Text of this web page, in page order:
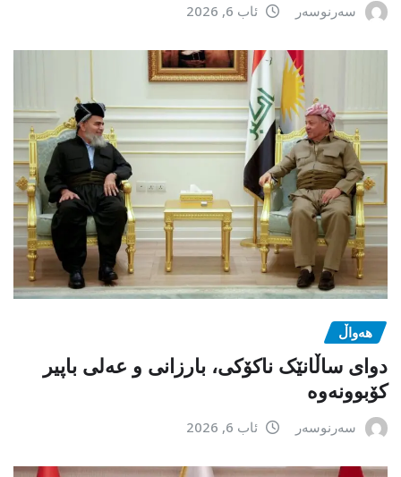
سەرنوسەر ئاب 6, 2026
هەواڵ
دوای ساڵانێک ناکۆکی، بارزانی و عەلی باپیر
کۆبوونەوە
سەرنوسەر ئاب 6, 2026